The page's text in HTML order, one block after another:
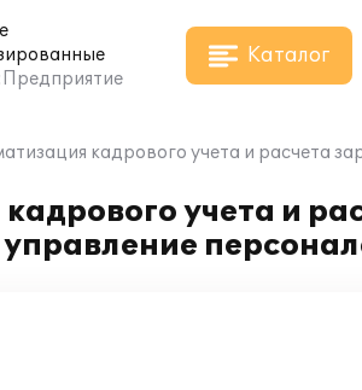
Каталог
кадрового учета и расчета
учета и